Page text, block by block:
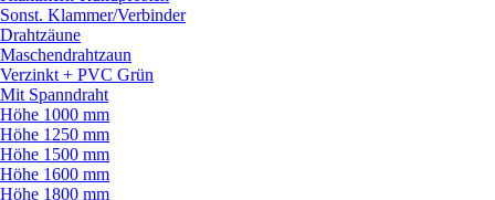
Sonst. Klammer/Verbinder
Drahtzäune
Maschendrahtzaun
Verzinkt + PVC Grün
Mit Spanndraht
Höhe 1000 mm
Höhe 1250 mm
Höhe 1500 mm
Höhe 1600 mm
Höhe 1800 mm